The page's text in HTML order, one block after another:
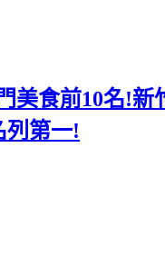
美食前10名!新
列第一!